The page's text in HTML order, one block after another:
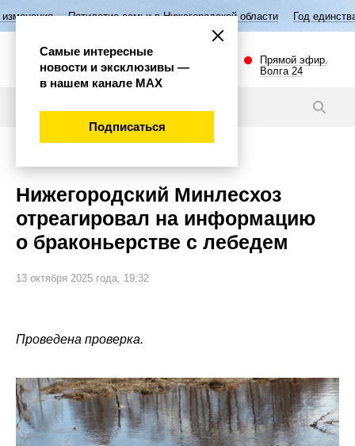
семьи в Нижегородской области Год единства народов
Прямой эфир.
Волга 24
Нижегородский Минлесхоз
отреагировал на информацию
о браконьерстве с лебедем
13 октября 2025 года, 19:32
Проведена проверка.
Самые интересные
новости и эксклюзивы —
в нашем канале МАХ
Подписаться